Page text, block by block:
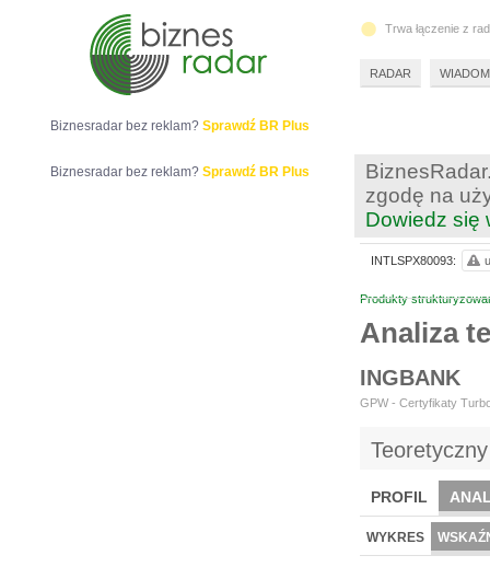
zgodę na
Dowiedz się
Produkty
Analiza
INGBANK
GPW - Certyfikaty
PROFIL
WYKRES
INTLSPX80093:
Biznesradar bez reklam? Sprawdź BR Plus
Biznesradar bez reklam? Sprawdź BR Plus
Trwa łączenie z
RADAR